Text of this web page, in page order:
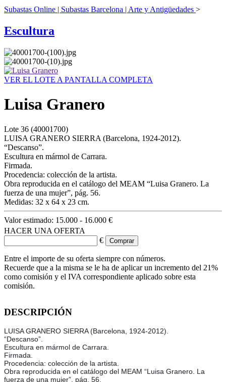
Subastas Online | Subastas Barcelona | Arte y Antigüedades >
Escultura
VER EL LOTE A PANTALLA COMPLETA
Luisa Granero
Lote 36 (40001700)
LUISA GRANERO SIERRA (Barcelona, 1924-2012).
“Descanso”.
Escultura en mármol de Carrara.
Firmada.
Procedencia: colección de la artista.
Obra reproducida en el catálogo del MEAM “Luisa Granero. La
fuerza de una mujer”, pág. 56.
Medidas: 32 x 64 x 23 cm.
Valor estimado: 15.000 - 16.000 €
HACER UNA OFERTA
€
Entre el importe de su oferta siempre con números.
Recuerde que a la misma se le ha de aplicar un incremento del 21%
como comisión y el IVA correspondiente aplicado sobre esta
comisión.
DESCRIPCIÓN
LUISA GRANERO SIERRA (Barcelona, 1924-2012).
“Descanso”.
Escultura en mármol de Carrara.
Firmada.
Procedencia: colección de la artista.
Obra reproducida en el catálogo del MEAM “Luisa Granero. La
fuerza de una mujer”, pág. 56.